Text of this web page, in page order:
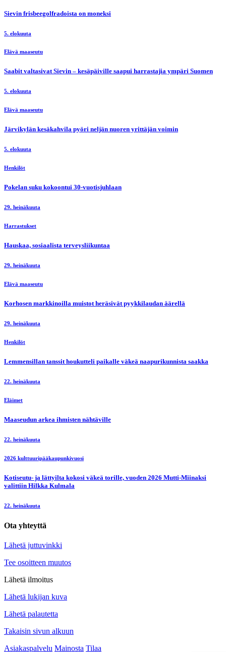
Sievin frisbeegolfradoista on moneksi
5. elokuuta
Elävä maaseutu
Saabit valtasivat Sievin – kesäpäiville saapui harrastajia ympäri Suomen
5. elokuuta
Elävä maaseutu
Järvikylän kesäkahvila pyöri neljän nuoren yrittäjän voimin
5. elokuuta
Henkilöt
Pokelan suku kokoontui 30-vuotisjuhlaan
29. heinäkuuta
Harrastukset
Hauskaa, sosiaalista terveysliikuntaa
29. heinäkuuta
Elävä maaseutu
Korhosen markkinoilla muistot heräsivät pyykkilaudan äärellä
29. heinäkuuta
Henkilöt
Lemmensillan tanssit houkutteli paikalle väkeä naapurikunnista saakka
22. heinäkuuta
Eläimet
Maaseudun arkea ihmisten nähtäville
22. heinäkuuta
2026 kulttuuripääkaupunkivuosi
Kotiseutu- ja lättyilta kokosi väkeä torille, vuoden 2026 Mutti-Miinaksi
valittiin Hilkka Kulmala
22. heinäkuuta
Ota yhteyttä
Lähetä juttuvinkki
Tee osoitteen muutos
Lähetä ilmoitus
Lähetä lukijan kuva
Lähetä palautetta
Takaisin sivun alkuun
Asiakaspalvelu Mainosta Tilaa